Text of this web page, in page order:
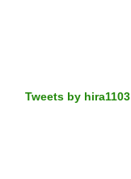
Tweets by hira1103